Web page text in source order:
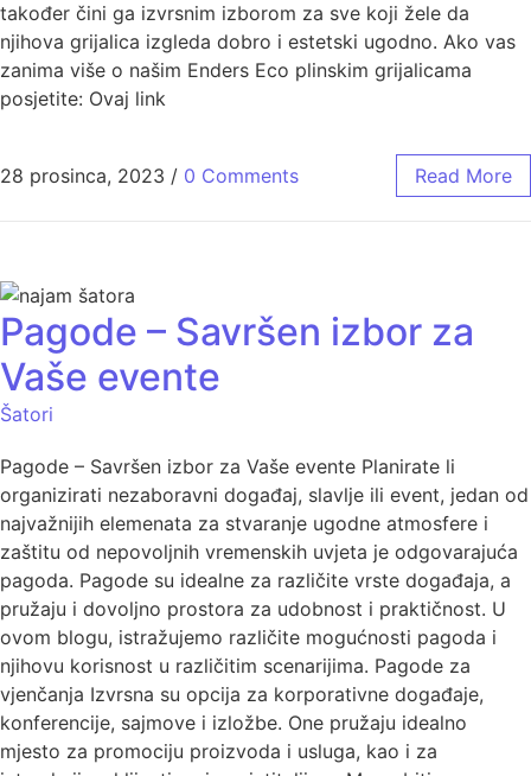
također čini ga izvrsnim izborom za sve koji žele da
njihova grijalica izgleda dobro i estetski ugodno. Ako vas
zanima više o našim Enders Eco plinskim grijalicama
posjetite: Ovaj link
28 prosinca, 2023 / 0 Comments Read More
Pagode – Savršen izbor za
Vaše evente
Šatori
Pagode – Savršen izbor za Vaše evente Planirate li
organizirati nezaboravni događaj, slavlje ili event, jedan od
najvažnijih elemenata za stvaranje ugodne atmosfere i
zaštitu od nepovoljnih vremenskih uvjeta je odgovarajuća
pagoda. Pagode su idealne za različite vrste događaja, a
pružaju i dovoljno prostora za udobnost i praktičnost. U
ovom blogu, istražujemo različite mogućnosti pagoda i
njihovu korisnost u različitim scenarijima. Pagode za
vjenčanja Izvrsna su opcija za korporativne događaje,
konferencije, sajmove i izložbe. One pružaju idealno
mjesto za promociju proizvoda i usluga, kao i za